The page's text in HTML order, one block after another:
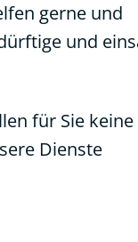
gerne und
und
für Sie keine
Dienste